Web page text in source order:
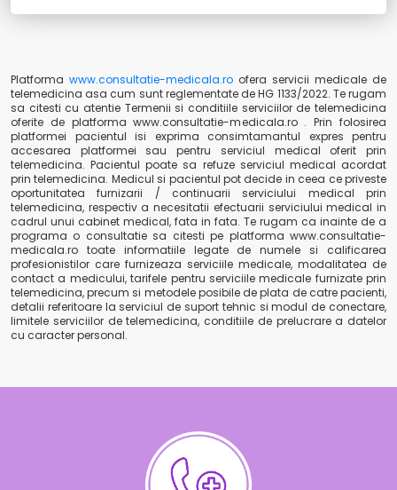
Platforma www.consultatie-medicala.ro ofera servicii medicale de
telemedicina asa cum sunt reglementate de HG 1133/2022. Te rugam
sa citesti cu atentie Termenii si conditiile serviciilor de telemedicina
oferite de platforma www.consultatie-medicala.ro . Prin folosirea
platformei pacientul isi exprima consimtamantul expres pentru
accesarea platformei sau pentru serviciul medical oferit prin
telemedicina. Pacientul poate sa refuze serviciul medical acordat
prin telemedicina. Medicul si pacientul pot decide in ceea ce priveste
oportunitatea furnizarii / continuarii serviciului medical prin
telemedicina, respectiv a necesitatii efectuarii serviciului medical in
cadrul unui cabinet medical, fata in fata. Te rugam ca inainte de a
programa o consultatie sa citesti pe platforma www.consultatie-
medicala.ro toate informatiile legate de numele si calificarea
profesionistilor care furnizeaza serviciile medicale, modalitatea de
contact a medicului, tarifele pentru serviciile medicale furnizate prin
telemedicina, precum si metodele posibile de plata de catre pacienti,
detalii referitoare la serviciul de suport tehnic si modul de conectare,
limitele serviciilor de telemedicina, conditiile de prelucrare a datelor
cu caracter personal.